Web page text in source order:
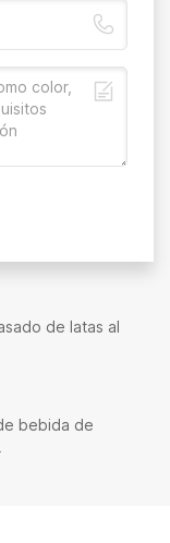
de latas al
bebida de